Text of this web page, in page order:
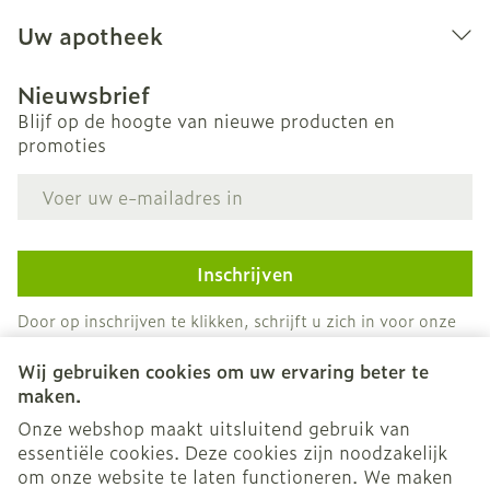
Wij gebruiken cookies om uw ervaring beter te
maken.
Onze webshop maakt uitsluitend gebruik van
essentiële cookies. Deze cookies zijn noodzakelijk
om onze website te laten functioneren. We maken
Uw apotheek
Nieuwsbrief
Blijf op de hoogte van nieuwe producten en
promoties
Inschrijven
Door op inschrijven te klikken, schrijft u zich in voor onze
nieuwsbrief en gaat u akkoord met onzeprivacy policy.